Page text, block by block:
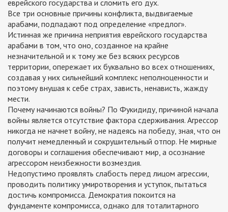
еврейского государства и сломить его дух.
Все три основные причины конфликта, выдвигаемые
арабами, подпадают под определение «предлог».
Истинная же причина неприятия еврейского государства
арабами в том, что оно, созданное на крайне
незначительной и к тому же без всяких ресурсов
территории, опережает их буквально во всех отношениях,
создавая у них сильнейший комплекс неполноценности и
поэтому внушая к себе страх, зависть, ненависть, жажду
мести.
Почему начинаются войны? По Фукидиду, причиной начала
войны является отсутствие фактора сдерживания. Агрессор
никогда не начнет войну, не надеясь на победу, зная, что он
получит немедленный и сокрушительный отпор. Не мирные
договоры и соглашения обеспечивают мир, а осознание
агрессором неизбежности возмездия.
Недопустимо проявлять слабость перед лицом агрессии,
проводить политику умиротворения и уступок, пытаться
достичь компромисса. Демократия покоится на
фундаменте компромисса, однако для тоталитарного